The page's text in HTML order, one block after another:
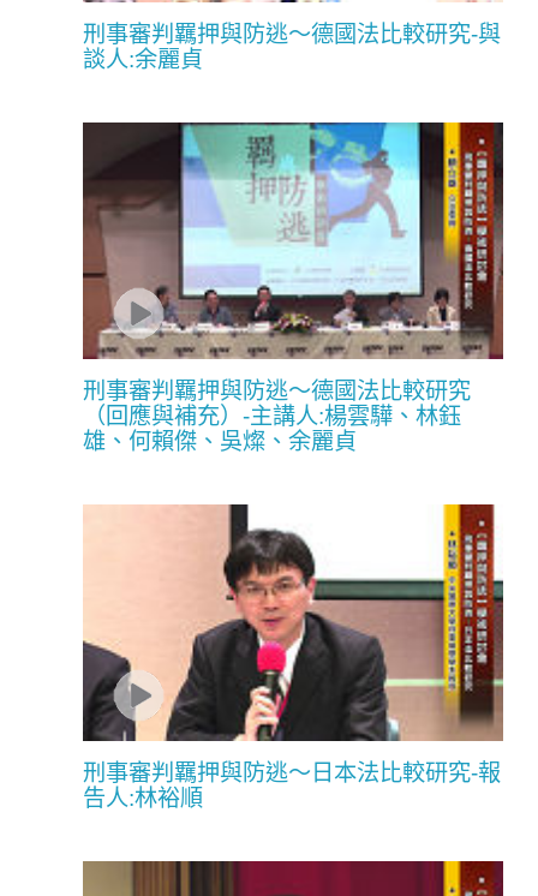
刑事審判羈押與防逃〜德國法比較研究-與
談人:余麗貞
刑事審判羈押與防逃〜德國法比較研究
（回應與補充）-主講人:楊雲驊、林鈺
雄、何賴傑、吳燦、余麗貞
刑事審判羈押與防逃〜日本法比較研究-報
告人:林裕順